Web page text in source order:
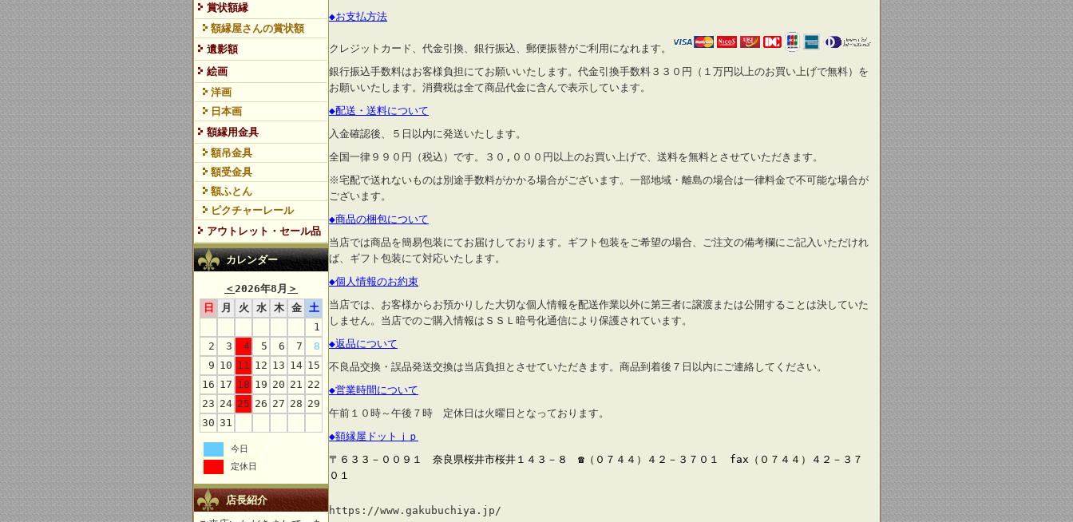
賞状額縁
額縁屋さんの賞状額
遺影額
絵画
洋画
日本画
額縁用金具
額吊金具
額受金具
額ふとん
ピクチャーレール
アウトレット・セール品
カレンダー
＜2026年8月 ＞
日
月 火 水 木 金
土
1
2
3 4 5 6 7
8
9 10 11 12 13 14 15
16 17 18 19 20 21 22
23 24 25 26 27 28 29
30 31
今日
定休日
店長紹介
◆お支払方法
クレジットカード、代金引換、銀行振込、郵便振替がご利用になれます。
銀行振込手数料はお客様負担にてお願いいたします。代金引換手数料３３０円（１万円以上のお買い上げで無料）を
お願いいたします。消費税は全て商品代金に含んで表示しています。
◆配送・送料について
入金確認後、５日以内に発送いたします。
全国一律９９０円（税込）です。３０,０００円以上のお買い上げで、送料を無料とさせていただきます。
※宅配で送れないものは別途手数料がかかる場合がございます。一部地域・離島の場合は一律料金で不可能な場合が
ございます。
◆商品の梱包について
当店では商品を簡易包装にてお届けしております。ギフト包装をご希望の場合、ご注文の備考欄にご記入いただけれ
ば、ギフト包装にて対応いたします。
◆個人情報のお約束
当店では、お客様からお預かりした大切な個人情報を配送作業以外に第三者に譲渡または公開することは決していた
しません。当店でのご購入情報はＳＳＬ暗号化通信により保護されています。
◆返品について
不良品交換・誤品発送交換は当店負担とさせていただきます。商品到着後７日以内にご連絡してください。
◆営業時間について
午前１０時～午後７時 定休日は火曜日となっております。
◆額縁屋ドットｊｐ
〒６３３－００９１ 奈良県桜井市桜井１４３－８ ☎（０７４４）４２－３７０１ fax（０７４４）４２－３７
０１
https://www.gakubuchiya.jp/